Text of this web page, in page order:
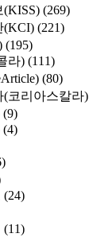
(KISS) (269)
(KCI) (221)
(195)
라) (111)
(80)
(코리아스칼라)
(9)
(4)
(24)
(11)